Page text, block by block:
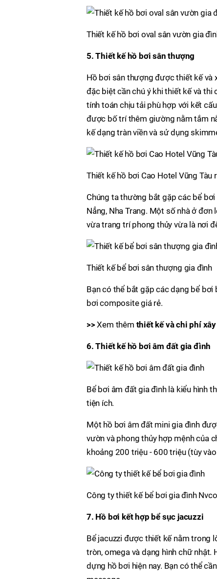
Thiết kế hồ bơi oval sân vườn gia
5. Thiết kế hồ bơi sân thượng
Hồ bơi sân thượng được thiết kế và
đặc biệt cần chú ý khi thiết kế và
tính toán chịu tải phù hợp với kết
được bố trí thêm giường nằm tắm
kế dạng tràn viền và sử dụng
Thiết kế hồ bơi Cao Hotel Vũng Tàu
Chúng ta thường bắt gặp các bể
Nẳng, Nha Trang. Một số nhà ở
vừa trang trí phong thủy vừa là nơi
Thiết kế bể bơi sân thượng gia đình
Bạn có thể bắt gặp các dạng bể
bơi composite giá rẻ.
>>Xem thêm thiết kế và chi phí
6. Thiết kế hồ bơi âm đất gia đình
Bể bơi âm đất gia đình là kiểu hình
tiện ích.
Một hồ bơi âm đất mini gia đình
vườn và phong thủy hợp mệnh của
khoảng 200 triệu - 600 triệu (tùy
Công ty thiết kế bể bơi gia đình
7. Hồ bơi kết hợp bể sục jacuzzi
Bể jacuzzi được thiết kế nằm trong
tròn, omega và dạng hình chữ nhật.
dựng hồ bơi hiện nay. Bạn có thể